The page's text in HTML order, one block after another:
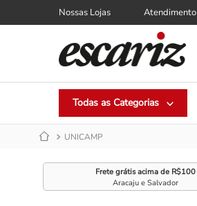
Nossas Lojas Atendimento
UNICAMP
Frete grátis acima de R$100
Aracaju e Salvador